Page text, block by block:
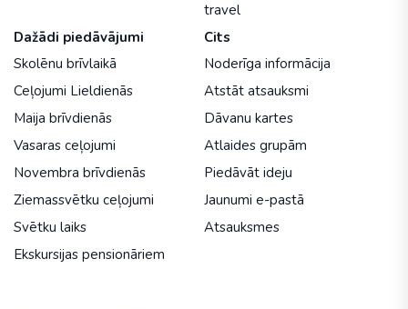
travel
Dažādi piedāvājumi
Skolēnu brīvlaikā
Ceļojumi Lieldienās
Maija brīvdienās
Vasaras ceļojumi
Novembra brīvdienās
Ziemassvētku ceļojumi
Svētku laiks
Ekskursijas pensionāriem
Cits
Noderīga informācija
Atstāt atsauksmi
Dāvanu kartes
Atlaides grupām
Piedāvāt ideju
Jaunumi e-pastā
Atsauksmes